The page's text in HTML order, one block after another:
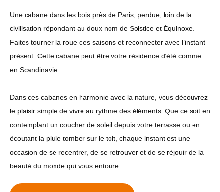
Une cabane dans les bois près de Paris, perdue, loin de la
civilisation répondant au doux nom de Solstice et Équinoxe.
Faites tourner la roue des saisons et reconnecter avec l’instant
présent. Cette cabane peut être votre résidence d’été comme
en Scandinavie.
Dans ces cabanes en harmonie avec la nature, vous découvrez
le plaisir simple de vivre au rythme des éléments. Que ce soit en
contemplant un coucher de soleil depuis votre terrasse ou en
écoutant la pluie tomber sur le toit, chaque instant est une
occasion de se recentrer, de se retrouver et de se réjouir de la
beauté du monde qui vous entoure.